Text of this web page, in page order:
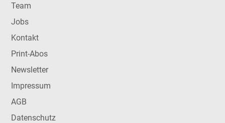
Team
Jobs
Kontakt
Print-Abos
Newsletter
Impressum
AGB
Datenschutz